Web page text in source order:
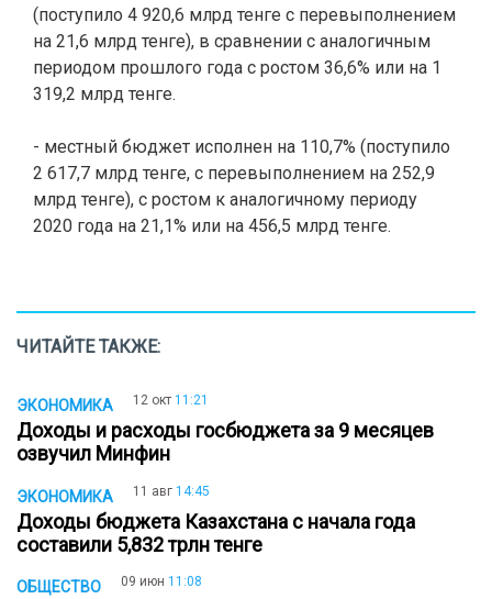
(поступило 4 920,6 млрд тенге с перевыполнением
на 21,6 млрд тенге), в сравнении с аналогичным
периодом прошлого года с ростом 36,6% или на 1
319,2 млрд тенге.
- местный бюджет исполнен на 110,7% (поступило
2 617,7 млрд тенге, с перевыполнением на 252,9
млрд тенге), с ростом к аналогичному периоду
2020 года на 21,1% или на 456,5 млрд тенге.
ЧИТАЙТЕ ТАКЖЕ:
ЭКОНОМИКА 12 окт 11:21
Доходы и расходы госбюджета за 9 месяцев
озвучил Минфин
ЭКОНОМИКА 11 авг 14:45
Доходы бюджета Казахстана с начала года
составили 5,832 трлн тенге
ОБЩЕСТВО 09 июн 11:08